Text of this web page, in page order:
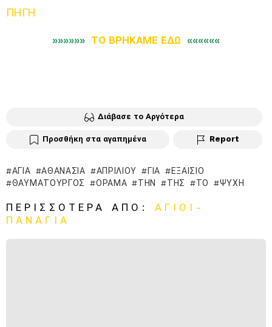
ΠΗΓΗ
»»»»»» ΤΟ ΒΡΗΚΑΜΕ ΕΔΩ ««««««
Διάβασε το Αργότερα
Προσθήκη στα αγαπημένα Report
ΑΓΙΆ ΑΘΑΝΑΣΊΑ ΑΠΡΙΛΊΟΥ ΓΙΑ
ΕΞΑΊΣΙΟ
ΘΑΥΜΑΤΟΥΡΓΌΣ
ΌΡΑΜΑ ΤΗΝ ΤΗΣ ΤΟ ΨΥΧΉ
ΠΕΡΙΣΣΌΤΕΡΑ ΑΠΌ: ΑΓΙΟΙ-
ΠΑΝΑΓΙΑ